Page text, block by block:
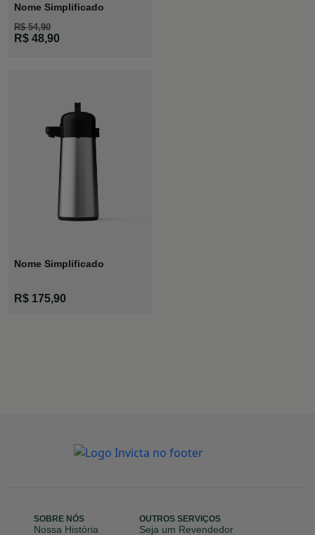
Nome Simplificado
Bule Viena
Vermelho P
R$ 54,90
R$ 48,90
Nome Simplificado
Pot
R$ 175,90
SOBRE NÓS
Nossa História
OUTROS SERVIÇOS
Seja um Revendedor